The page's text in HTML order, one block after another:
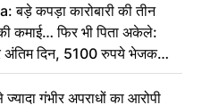
कपड़ा कारोबारी की तीन
कमाई… फिर भी पिता अकेले:
अंतिम दिन, 5100 रुपये भेजकर
कर दीजिए हम नहीं आ पाएंगे
गंभीर अपराधों का आरोपी